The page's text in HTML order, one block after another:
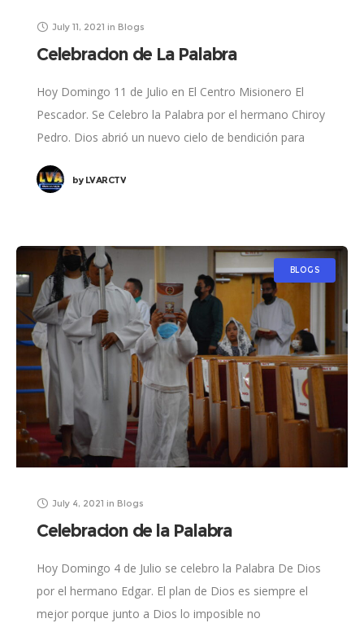
July 11, 2021 in Blogs
Celebracion de La Palabra
Hoy Domingo 11 de Julio en El Centro Misionero El
Pescador. Se Celebro la Palabra por el hermano Chiroy
Pedro. Dios abrió un nuevo cielo de bendición para
byLVARCTV
BLOGS
July 4, 2021 in Blogs
Celebracion de la Palabra
Hoy Domingo 4 de Julio se celebro la Palabra De Dios
por el hermano Edgar. El plan de Dios es siempre el
mejor porque junto a Dios lo imposible no